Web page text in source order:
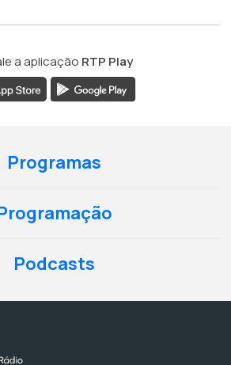
a aplicação RTP Play
Programas
Podcasts